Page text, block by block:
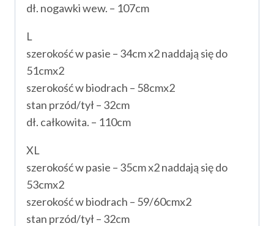
dł. nogawki wew. – 107cm
L
szerokość w pasie – 34cm x2 naddają się do
51cmx2
szerokość w biodrach – 58cmx2
stan przód/tył – 32cm
dł. całkowita. – 110cm
XL
szerokość w pasie – 35cm x2 naddają się do
53cmx2
szerokość w biodrach – 59/60cmx2
stan przód/tył – 32cm